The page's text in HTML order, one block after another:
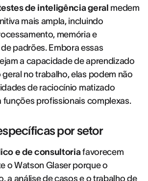
de inteligência geral medem
mais ampla, incluindo
memória e
padrões. Embora essas
a capacidade de aprendizado
no trabalho, elas podem não
de raciocínio matizado
funções profissionais complexas.
por setor
e de consultoriafavorecem
o Watson Glaser porque o
a análise de casos e o trabalho de